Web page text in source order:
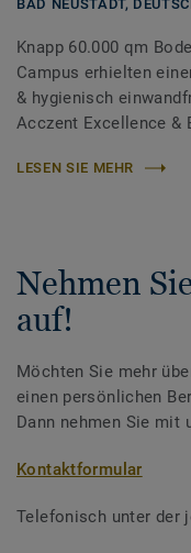
BAD NEUSTADT,
Knapp 60.000 qm
Campus erhielten
& hygienisch
Acczent Excellence &
LESEN SIE MEHR
Nehmen
auf!
Möchten Sie mehr
einen persönlichen
Dann nehmen Sie mit
Kontaktformular
Telefonisch unter der